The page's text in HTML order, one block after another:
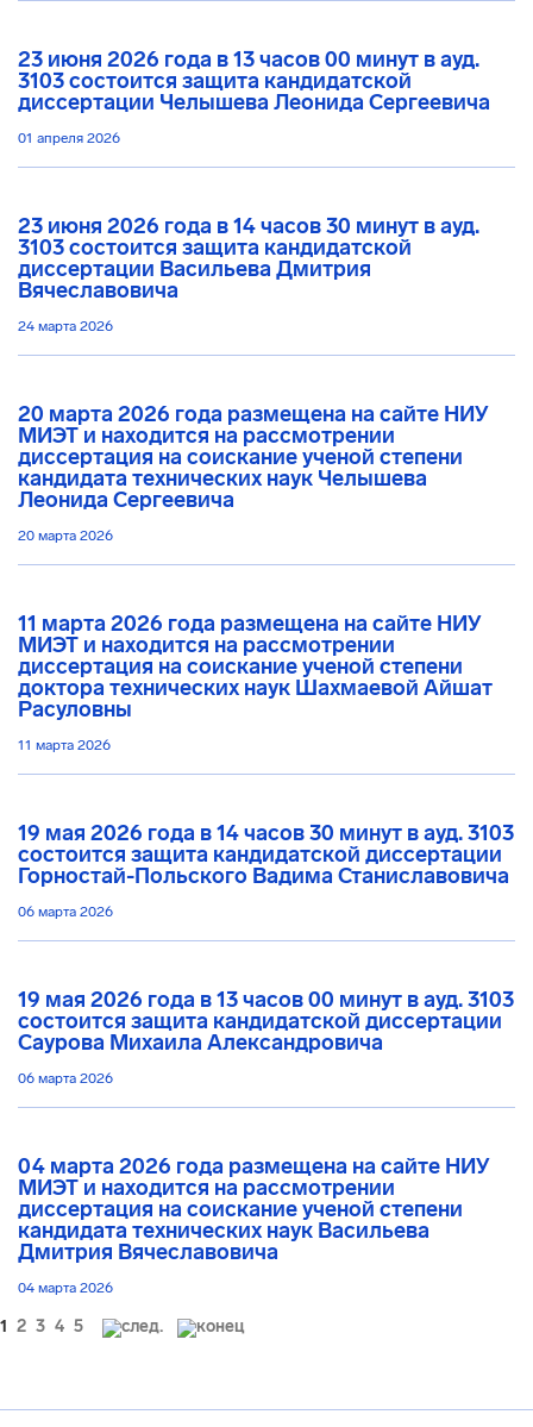
23 июня 2026 года в 13 часов 00 минут в ауд.
3103 состоится защита кандидатской
диссертации Челышева Леонида Сергеевича
01 апреля 2026
23 июня 2026 года в 14 часов 30 минут в ауд.
3103 состоится защита кандидатской
диссертации Васильева Дмитрия
Вячеславовича
24 марта 2026
20 марта 2026 года размещена на сайте НИУ
МИЭТ и находится на рассмотрении
диссертация на соискание ученой степени
кандидата технических наук Челышева
Леонида Сергеевича
20 марта 2026
11 марта 2026 года размещена на сайте НИУ
МИЭТ и находится на рассмотрении
диссертация на соискание ученой степени
доктора технических наук Шахмаевой Айшат
Расуловны
11 марта 2026
19 мая 2026 года в 14 часов 30 минут в ауд. 3103
состоится защита кандидатской диссертации
Горностай-Польского Вадима Станиславовича
06 марта 2026
19 мая 2026 года в 13 часов 00 минут в ауд. 3103
состоится защита кандидатской диссертации
Саурова Михаила Александровича
06 марта 2026
04 марта 2026 года размещена на сайте НИУ
МИЭТ и находится на рассмотрении
диссертация на соискание ученой степени
кандидата технических наук Васильева
Дмитрия Вячеславовича
04 марта 2026
1 2 3 4 5